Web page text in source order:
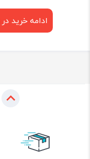
ادامه خرید